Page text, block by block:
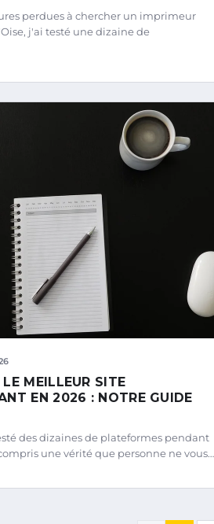
perdues à chercher un imprimeur
j'ai testé une dizaine de
MEILLEUR SITE
EN 2026 : NOTRE GUIDE
des dizaines de plateformes pendant
une vérité que personne ne vous…